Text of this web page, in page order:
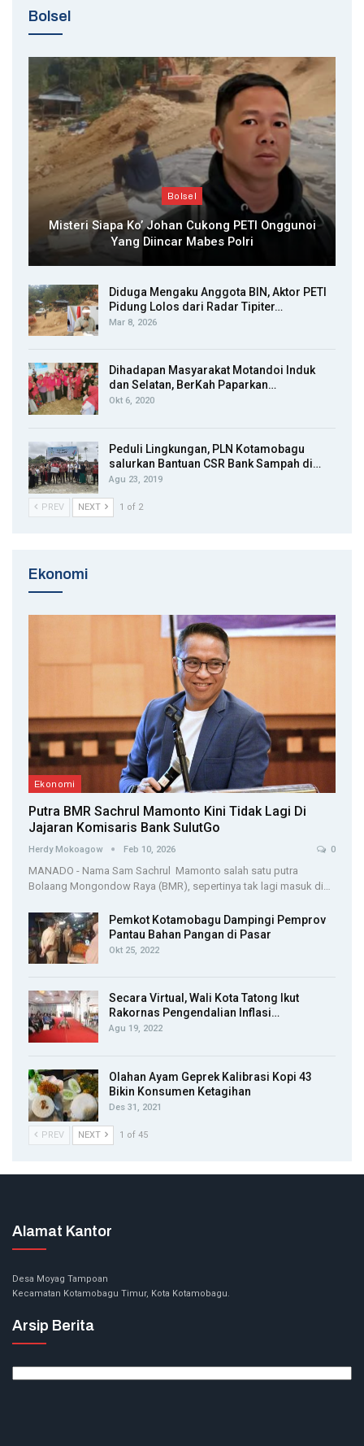
Bolsel
Bolsel
Misteri Siapa Ko’ Johan Cukong PETI Onggunoi
Yang Diincar Mabes Polri
Diduga Mengaku Anggota BIN, Aktor PETI
Pidung Lolos dari Radar Tipiter…
Mar 8, 2026
Dihadapan Masyarakat Motandoi Induk
dan Selatan, BerKah Paparkan…
Okt 6, 2020
Peduli Lingkungan, PLN Kotamobagu
salurkan Bantuan CSR Bank Sampah di…
Agu 23, 2019
PREV NEXT 1 of 2
Ekonomi
Ekonomi
Putra BMR Sachrul Mamonto Kini Tidak Lagi Di
Jajaran Komisaris Bank SulutGo
Herdy Mokoagow Feb 10, 2026 0
MANADO - Nama Sam Sachrul Mamonto salah satu putra
Bolaang Mongondow Raya (BMR), sepertinya tak lagi masuk di…
Pemkot Kotamobagu Dampingi Pemprov
Pantau Bahan Pangan di Pasar
Okt 25, 2022
Secara Virtual, Wali Kota Tatong Ikut
Rakornas Pengendalian Inflasi…
Agu 19, 2022
Olahan Ayam Geprek Kalibrasi Kopi 43
Bikin Konsumen Ketagihan
Des 31, 2021
PREV NEXT 1 of 45
Alamat Kantor
Desa Moyag Tampoan
Kecamatan Kotamobagu Timur, Kota Kotamobagu.
Arsip Berita